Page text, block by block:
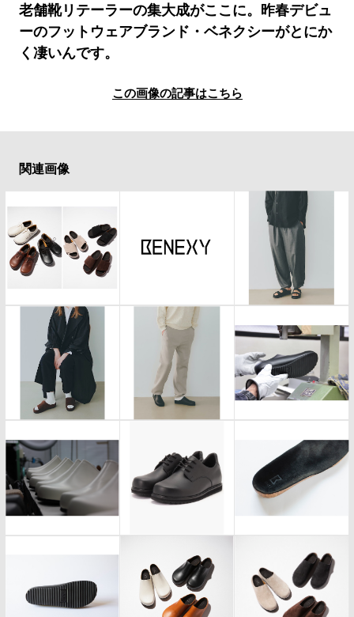
老舗靴リテーラーの集大成がここに。昨春デビュ
ーのフットウェアブランド・ベネクシーがとにか
く凄いんです。
この画像の記事はこちら
関連画像